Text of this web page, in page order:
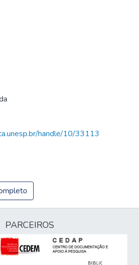
handle/10/33113
PARCEIROS